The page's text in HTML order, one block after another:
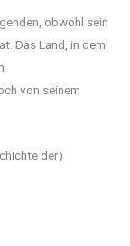
obwohl sein
Das Land, in dem
von seinem
der)